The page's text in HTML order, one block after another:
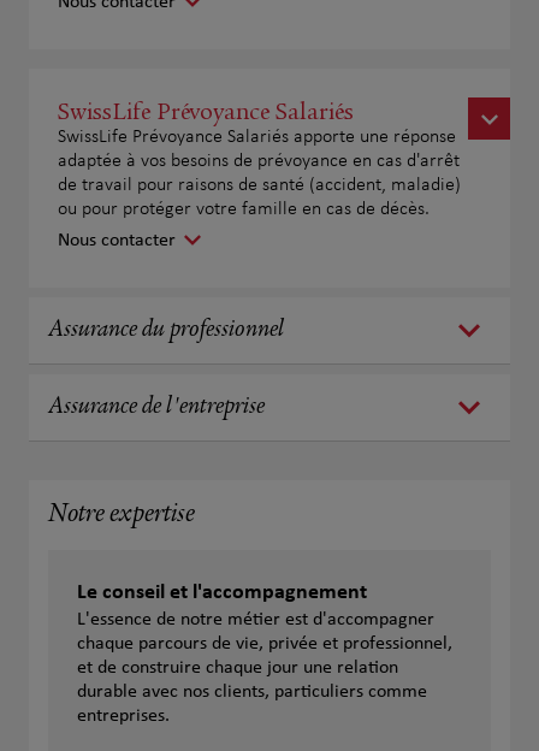
SwissLife Prévoyance Salariés
SwissLife Prévoyance Salariés apporte une réponse
adaptée à vos besoins de prévoyance en cas d'arrêt
de travail pour raisons de santé (accident, maladie)
ou pour protéger votre famille en cas de décès.
Nous contacter
Assurance du professionnel
Assurance de l'entreprise
Notre expertise
Le conseil et l'accompagnement
L'essence de notre métier est d'accompagner
chaque parcours de vie, privée et professionnel,
et de construire chaque jour une relation
durable avec nos clients, particuliers comme
entreprises.